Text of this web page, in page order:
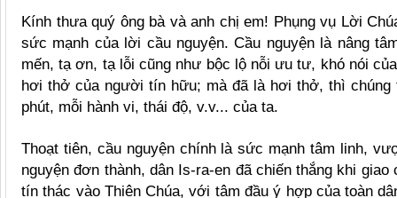
Kính thưa quý ông bà và anh chị em! Phụng vụ Lời
sức mạnh của lời cầu nguyện. Cầu nguyện là nâng
mến, tạ ơn, tạ lỗi cũng như bộc lộ nỗi ưu tư, khó nói
hơi thở của người tín hữu; mà đã là hơi thở, thì
phút, mỗi hành vi, thái độ, v.v... của ta.
Thoạt tiên, cầu nguyện chính là sức mạnh tâm linh,
nguyện đơn thành, dân Is-ra-en đã chiến thắng khi
tín thác vào Thiên Chúa, với tâm đầu ý hợp của toàn